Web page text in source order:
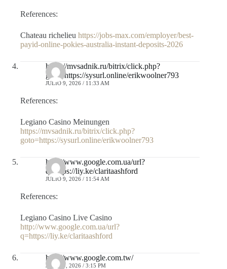
References:
Chateau richelieu https://jobs-max.com/employer/best-
payid-online-pokies-australia-instant-deposits-2026
https://mvsadnik.ru/bitrix/click.php?
goto=https://sysurl.online/erikwoolner793
JULIO 9, 2026 / 11:33 AM
References:
Legiano Casino Meinungen
https://mvsadnik.ru/bitrix/click.php?
goto=https://sysurl.online/erikwoolner793
http://www.google.com.ua/url?
q=https://liy.ke/claritaashford
JULIO 9, 2026 / 11:54 AM
References:
Legiano Casino Live Casino
http://www.google.com.ua/url?
q=https://liy.ke/claritaashford
http://www.google.com.tw/
JULIO 9, 2026 / 3:15 PM